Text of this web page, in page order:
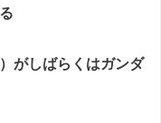
がしばらくはガンダ